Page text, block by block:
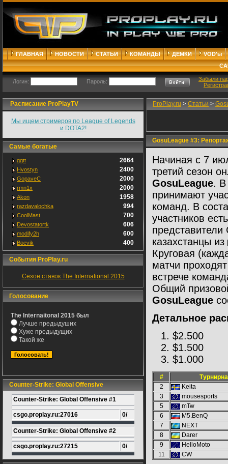
ГЛАВНАЯ НОВОСТИ СТАТЬИ КОМАНДЫ ДЕМКИ
VOD'ы
Логин: Пароль:
Забыли
Расписание ProPlayTV
Мы ищем стримеров по League of Legends
и DOTA2!
Самые богатые
ggtt 2664
Hvostyn 2400
GopaveC 2000
rmn1x 2000
Akon 1958
razdavalochka 994
CoolMast 700
Devostatortk 606
modify2h 600
Boevik 400
События ProPlay.ru
Сезон ставок The International 2015
Голосование
The Internaitonal 2015 был
Лучше предыдуших
Хуже предыдущих
Такой же
Counter-Strike: Global Offensive
Counter-Strike: Global Offensive #1
csgo.proplay.ru:27016 0/
Counter-Strike: Global Offensive #2
csgo.proplay.ru:27215 0/
ProPlay.ru > Статьи >
GosuLeague #3:
Начиная с 7
третий сезон
GosuLeague. В
принимают
команд. В
участников
казахстанцы из
Круговая
матчи
встрече
Общий
GosuLeague
Детальное
$2.500
$1.500
$1.000
#
2
Keita
3
mousesports
5
mTw
6
M5.BenQ
7
NEXT
8
Darer
9
HelloMoto
11
CW